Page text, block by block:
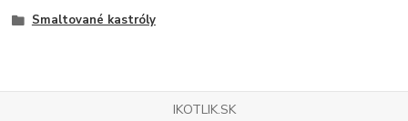
Smaltované kastróly
IKOTLIK.SK